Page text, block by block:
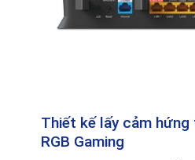
Thiết kế lấy cảm
RGB Gaming